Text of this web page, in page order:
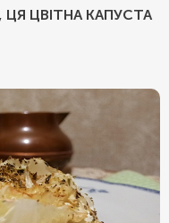
ЦВІТНА КАПУСТА